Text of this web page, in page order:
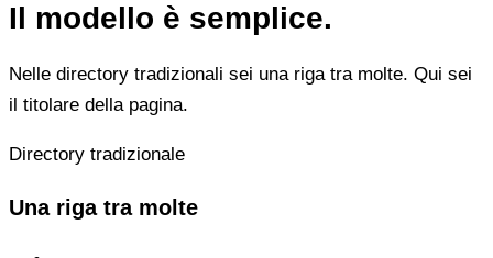
Il modello è semplice.
Nelle directory tradizionali sei una riga tra molte. Qui sei
il titolare della pagina.
Directory tradizionale
Una riga tra molte